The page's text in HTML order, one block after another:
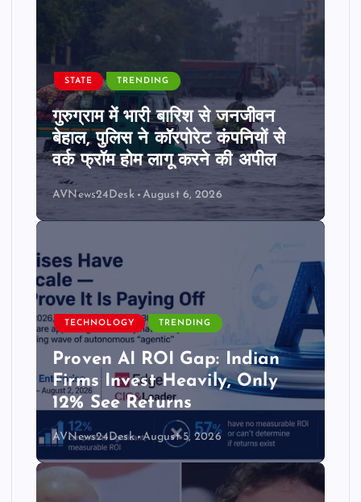
a
t
i
o
n
STATE TRENDING
गुरुग्राम में भारी बारिश से जनजीवन
बेहाल, पुलिस ने कॉरपोरेट कंपनियों से
वर्क फ्रॉम होम लागू करने की अपील
AVNews24Desk August 6, 2026
TECHNOLOGY TRENDING
Proven AI ROI Gap: Indian
Firms Invest Heavily, Only
12% See Returns
AVNews24Desk August 5, 2026